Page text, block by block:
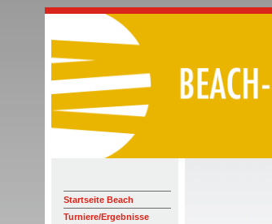
Startseite Beach
Turniere/Ergebnisse